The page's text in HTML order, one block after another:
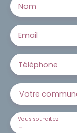
Nom
Email
Téléphone
Votre
-
Vous souhaitez